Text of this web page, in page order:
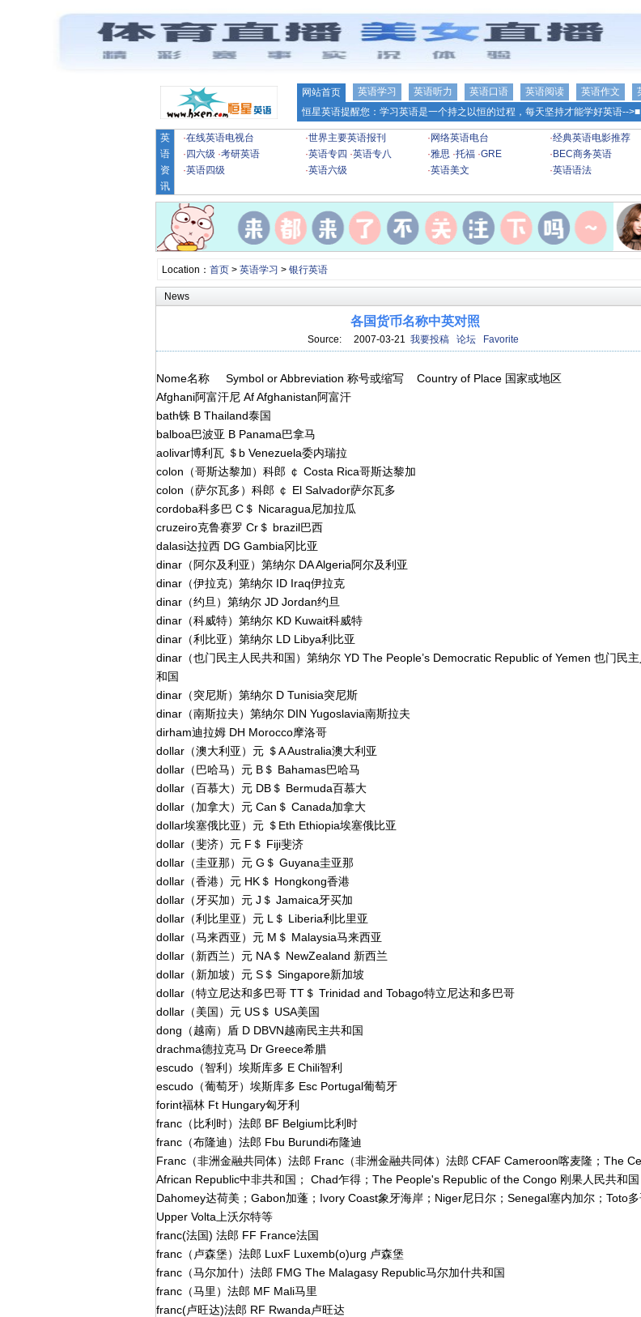
网站首页 英语学习 英语听力 英语口语 英语阅读 英语作文
恒星英语提醒您：学习英语是一个持之以恒的过程，每天坚持才能学好英语-->
英
语
资
讯
·在线英语电视台 ·世界主要英语报刊 · 网络英语电台 ·经典英语电影推荐
· 四六级 ·考研英语 ·英语专四 ·英语专八 ·雅思 ·托福 ·GRE · BEC商务英语
·英语四级 ·英语六级 ·英语美文 ·英语语法
Location： 首页> 英语学习 > 银行英语
News
各国货币名称中英对照
Source: 2007-03-21 我要投稿 论坛 Favorite
Nome名称 Symbol or Abbreviation 称号或缩写 Country of Place 国家或地区
Afghani阿富汗尼 Af Afghanistan阿富汗
bath铢 B Thailand泰国
balboa巴波亚 B Panama巴拿马
aolivar博利瓦 ＄b Venezuela委内瑞拉
colon（哥斯达黎加）科郎 ￠ Costa Rica哥斯达黎加
colon（萨尔瓦多）科郎 ￠ El Salvador萨尔瓦多
cordoba科多巴 C＄ Nicaragua尼加拉瓜
cruzeiro克鲁赛罗 Cr＄ brazil巴西
dalasi达拉西 DG Gambia冈比亚
dinar（阿尔及利亚）第纳尔 DA Algeria阿尔及利亚
dinar（伊拉克）第纳尔 ID Iraq伊拉克
dinar（约旦）第纳尔 JD Jordan约旦
dinar（科威特）第纳尔 KD Kuwait科威特
dinar（利比亚）第纳尔 LD Libya利比亚
dinar（也门民主人民共和国）第纳尔 YD The People’s Democratic Republic of Yemen 也门民
和国
dinar（突尼斯）第纳尔 D Tunisia突尼斯
dinar（南斯拉夫）第纳尔 DIN Yugoslavia南斯拉夫
dirham迪拉姆 DH Morocco摩洛哥
dollar（澳大利亚）元 ＄A Australia澳大利亚
dollar（巴哈马）元 B＄ Bahamas巴哈马
dollar（百慕大）元 DB＄ Bermuda百慕大
dollar（加拿大）元 Can＄ Canada加拿大
dollar埃塞俄比亚）元 ＄Eth Ethiopia埃塞俄比亚
dollar（斐济）元 F＄ Fiji斐济
dollar（圭亚那）元 G＄ Guyana圭亚那
dollar（香港）元 HK＄ Hongkong香港
dollar（牙买加）元 J＄ Jamaica牙买加
dollar（利比里亚）元 L＄ Liberia利比里亚
dollar（马来西亚）元 M＄ Malaysia马来西亚
dollar（新西兰）元 NA＄ NewZealand 新西兰
dollar（新加坡）元 S＄ Singapore新加坡
dollar（特立尼达和多巴哥 TT＄ Trinidad and Tobago特立尼达和多巴哥
dollar（美国）元 US＄ USA美国
dong（越南）盾 D DBVN越南民主共和国
drachma德拉克马 Dr Greece希腊
escudo（智利）埃斯库多 E Chili智利
escudo（葡萄牙）埃斯库多 Esc Portugal葡萄牙
forint福林 Ft Hungary匈牙利
franc（比利时）法郎 BF Belgium比利时
franc（布隆迪）法郎 Fbu Burundi布隆迪
Franc（非洲金融共同体）法郎 Franc（非洲金融共同体）法郎 CFAF Cameroon喀麦隆；The
African Republic中非共和国； Chad乍得；The People's Republic of the Congo 刚果人民共和国
Dahomey达荷美；Gabon加蓬；Ivory Coast象牙海岸；Niger尼日尔；Senegal塞内加尔；Toto多
Upper Volta上沃尔特等
franc(法国) 法郎 FF France法国
franc（卢森堡）法郎 LuxF Luxemb(o)urg 卢森堡
franc（马尔加什）法郎 FMG The Malagasy Republic马尔加什共和国
franc（马里）法郎 MF Mali马里
franc(卢旺达)法郎 RF Rwanda卢旺达